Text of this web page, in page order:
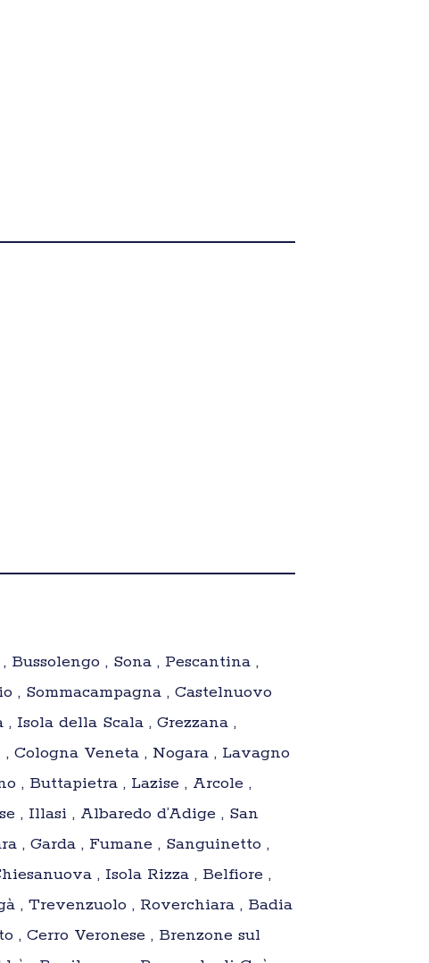
, Sona , Pescantina ,
, Sommacampagna , Castelnuovo
Isola della Scala , Grezzana ,
Cologna Veneta , Nogara , Lavagno
, Buttapietra , Lazise , Arcole ,
, Illasi , Albaredo d’Adige , San
, Garda , Fumane , Sanguinetto ,
, Isola Rizza , Belfiore ,
, Trevenzuolo , Roverchiara , Badia
, Cerro Veronese , Brenzone sul